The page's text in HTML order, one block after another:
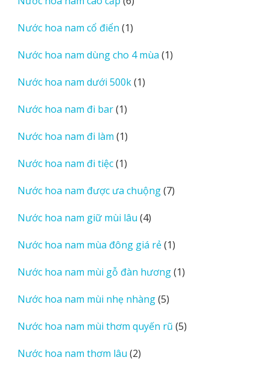
phẩm
phẩm
Nước hoa nam cổ điển 11
phẩm
Nước hoa nam dùng cho 4 mùa 11
Nước hoa nam dưới 500k 11
Nước hoa nam đi bar 11
phẩm
Nước hoa nam đi làm 11
phẩm
Nước hoa nam đi tiệc 11
phẩm
Nước hoa nam được ưa chuộng 77
Nước hoa nam giữ mùi lâu 44
phẩm
Nước hoa nam mùa đông giá rẻ 11
phẩm
Nước hoa nam mùi gỗ đàn hương 11
Nước hoa nam mùi nhẹ nhàng 55
phẩm
Nước hoa nam mùi thơm quyến rũ 55
Nước hoa nam thơm lâu 22